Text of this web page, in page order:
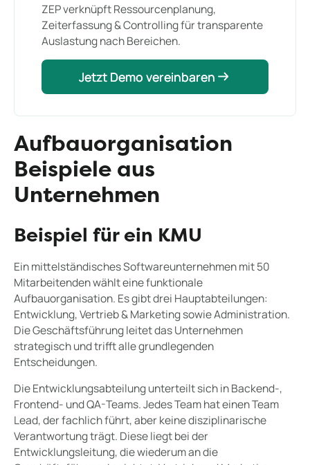
ZEP verknüpft Ressourcenplanung,
Zeiterfassung & Controlling für transparente
Auslastung nach Bereichen.
Jetzt Demo vereinbaren
Jetzt Demo vereinbaren
Aufbauorganisation
Beispiele aus
Unternehmen
Beispiel für ein KMU
Ein mittelständisches Softwareunternehmen mit 50
Mitarbeitenden wählt eine funktionale
Aufbauorganisation. Es gibt drei Hauptabteilungen:
Entwicklung, Vertrieb & Marketing sowie Administration.
Die Geschäftsführung leitet das Unternehmen
strategisch und trifft alle grundlegenden
Entscheidungen.
Die Entwicklungsabteilung unterteilt sich in Backend-,
Frontend- und QA-Teams. Jedes Team hat einen Team
Lead, der fachlich führt, aber keine disziplinarische
Verantwortung trägt. Diese liegt bei der
Entwicklungsleitung, die wiederum an die